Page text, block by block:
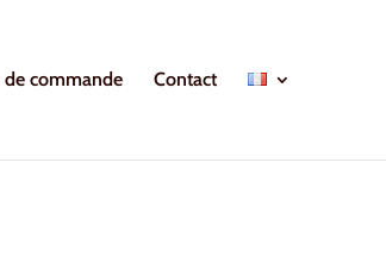
de commande Contact